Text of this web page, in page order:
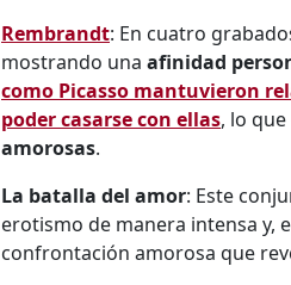
Rembrandt: En cuatro
mostrando una afinidad
como Picasso mantuvieron
poder casarse con ellas, lo
amorosas.
La batalla del amor: Este
erotismo de manera intensa y,
confrontación amorosa que